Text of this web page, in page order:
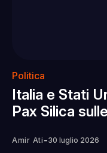
Politica
Italia e Stati
Pax Silica
Amir Ati -30 luglio 2026